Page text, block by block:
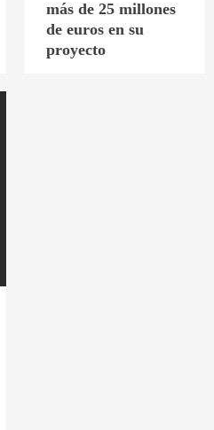
más de 25 millones
de euros en su
proyecto